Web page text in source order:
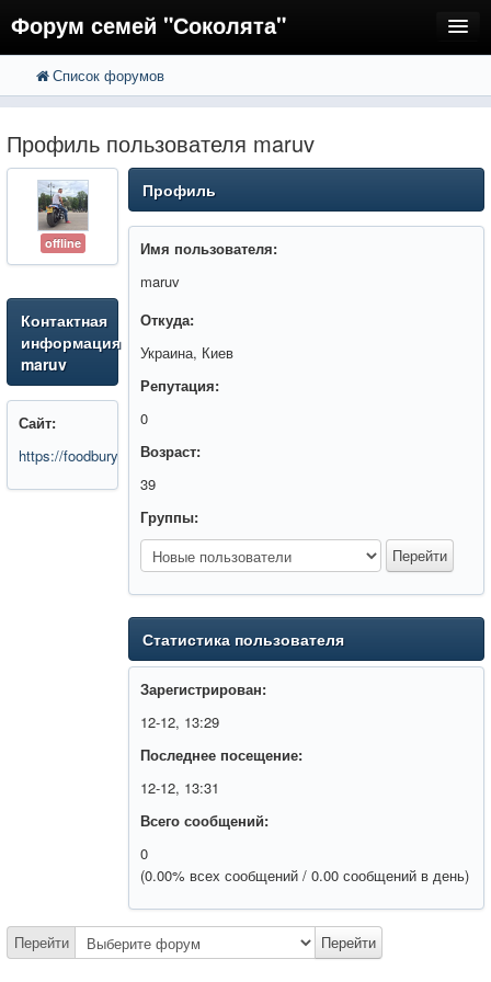
Форум семей "Соколята"
FAQ
Регистрация
Вход
Список форумов
Профиль пользователя maruv
offline
Контактная
информация
maruv
Сайт:
https://foodbury.ucoz.net/
Профиль
Имя пользователя:
maruv
Откуда:
Украина, Киев
Репутация:
0
Возраст:
39
Группы:
Статистика пользователя
Зарегистрирован:
12-12, 13:29
Последнее посещение:
12-12, 13:31
Всего сообщений:
0
(0.00% всех сообщений / 0.00 сообщений в день)
Перейти Перейти